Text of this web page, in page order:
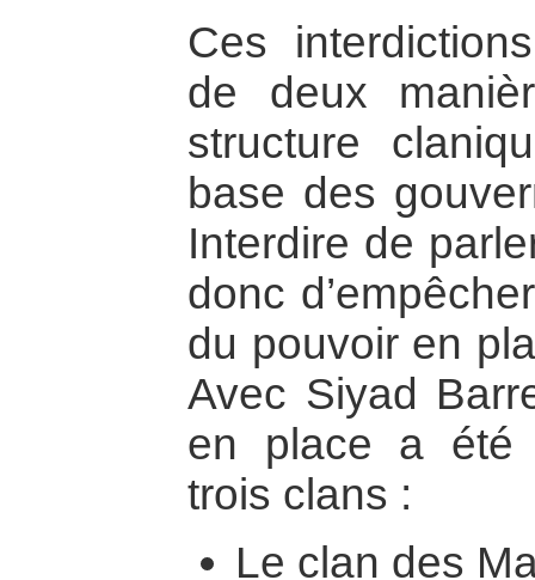
Ces
de deux
structure
base des
Interdire de
donc
du pouvoir en
Avec Siyad
en place a été
trois clans :
Le clan des